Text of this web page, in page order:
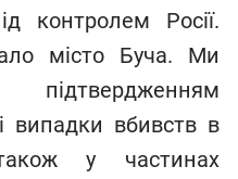
контролем Росії.
місто Буча. Ми
випадки вбивств в
у частинах